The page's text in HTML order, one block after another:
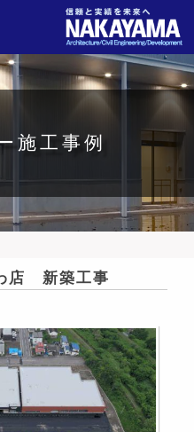
施工事例
店 新築工事